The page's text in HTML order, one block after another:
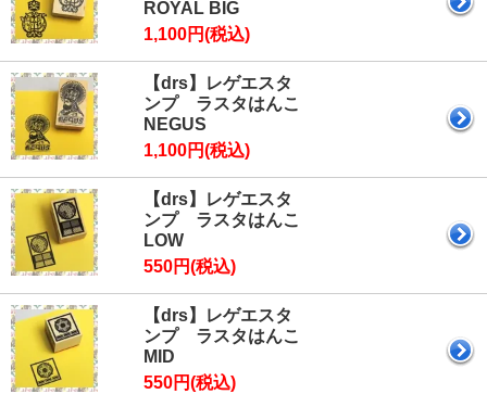
ROYAL BIG
1,100円(税込)
【drs】レゲエスタ
ンプ ラスタはんこ
NEGUS
1,100円(税込)
【drs】レゲエスタ
ンプ ラスタはんこ
LOW
550円(税込)
【drs】レゲエスタ
ンプ ラスタはんこ
MID
550円(税込)